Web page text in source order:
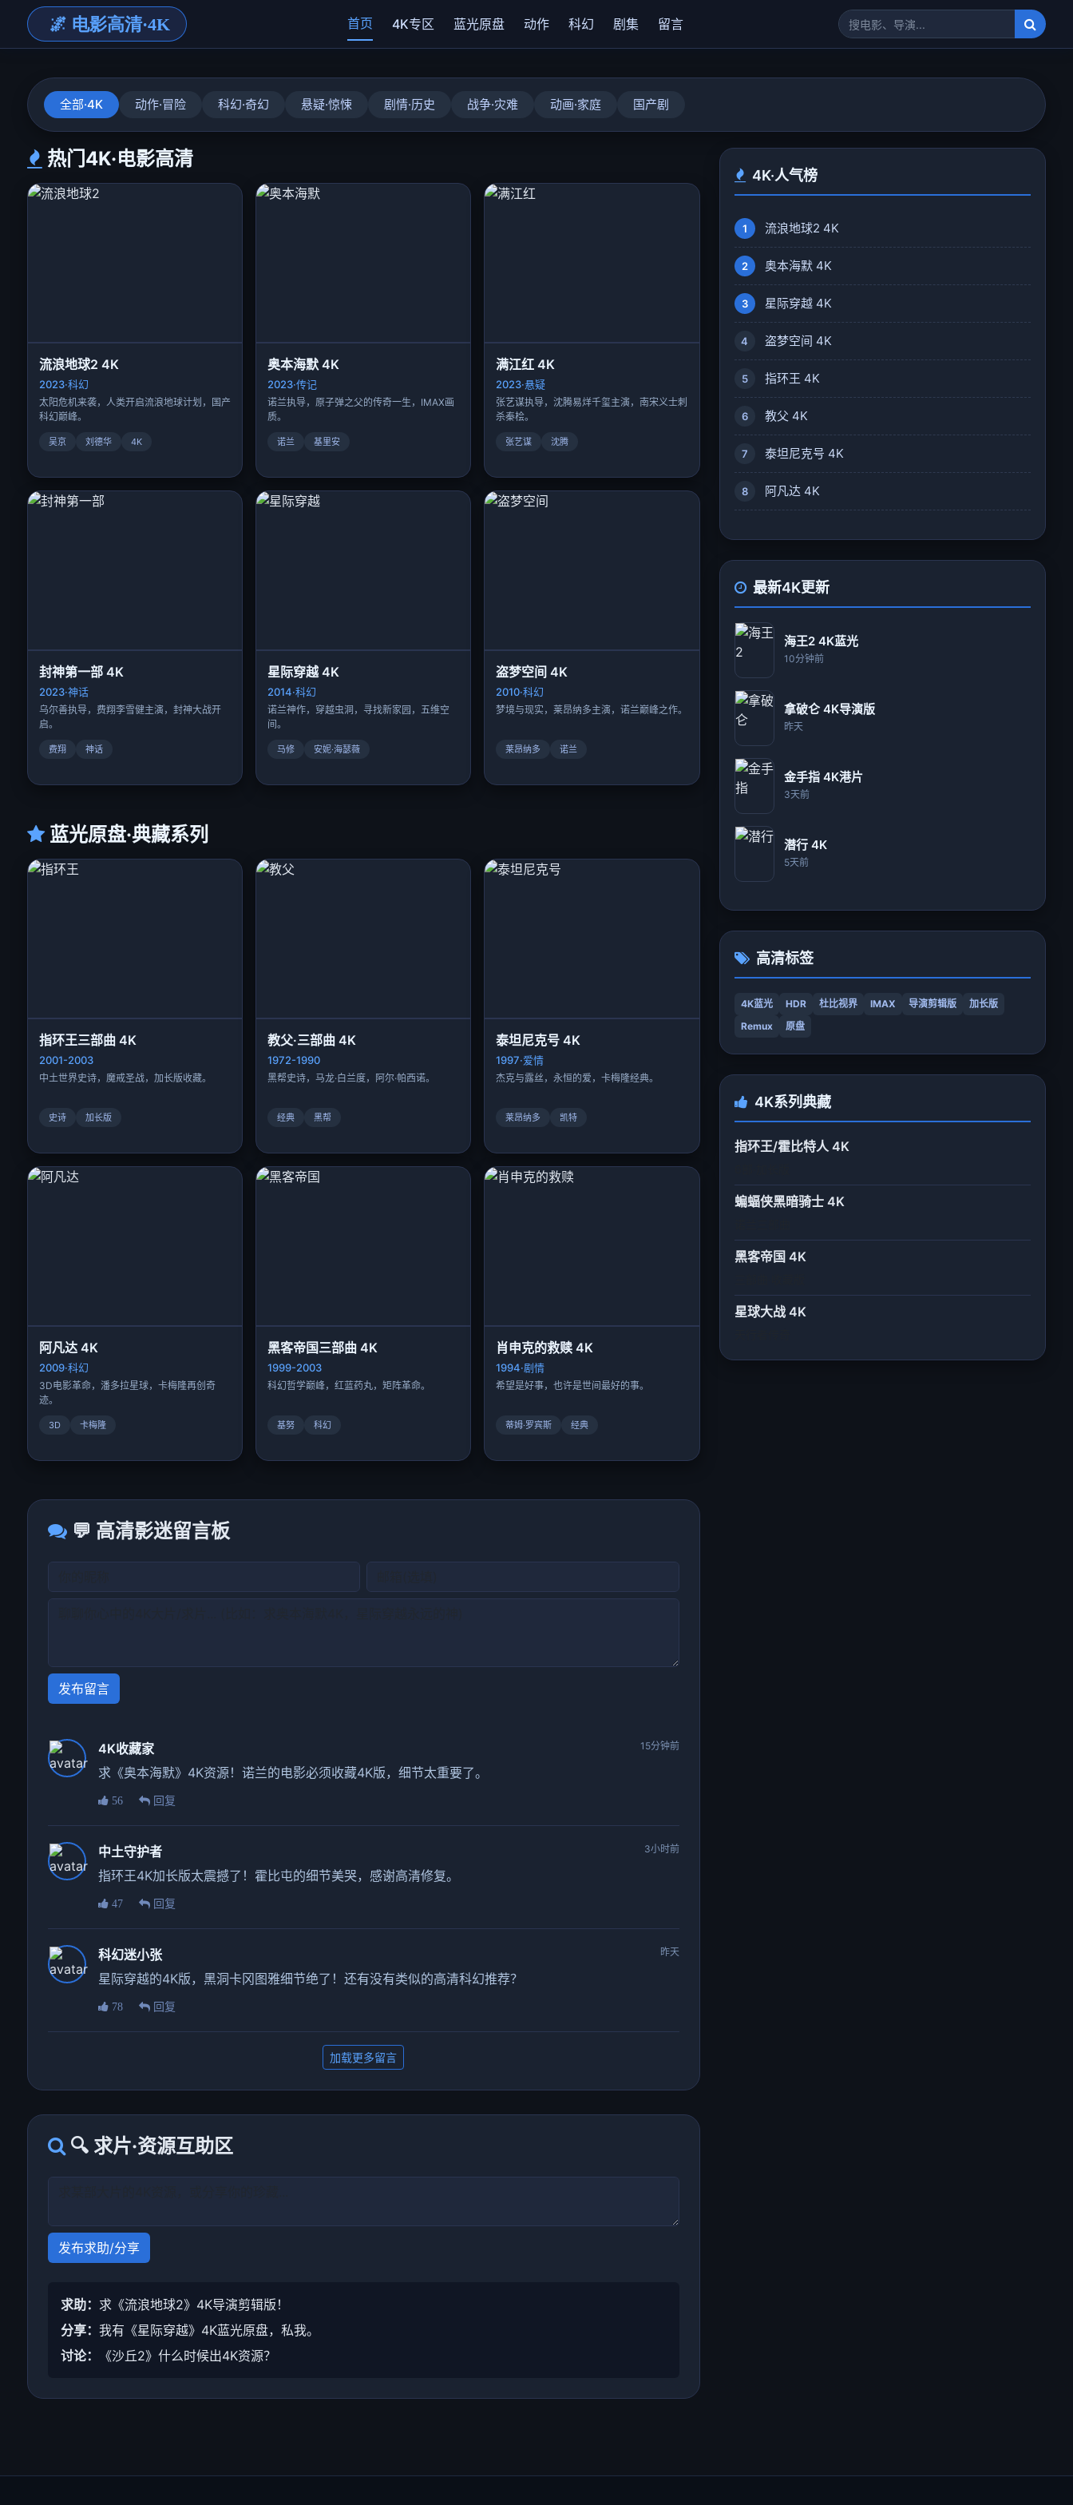
首页 4K专区 蓝光原盘 动作 科幻 剧集 留言
全部·4K 动作·冒险 科幻·奇幻 悬疑·惊悚 剧情·历史 战争·灾难 动画·家庭 国产剧
热门4K·电影高清
流浪地球2 4K
2023·科幻
太阳危机来袭，人类开启流浪地球计划，国产
科幻巅峰。
吴京 刘德华 4K
奥本海默 4K
2023·传记
诺兰执导，原子弹之父的传奇一生，IMAX画
质。
诺兰 基里安
满江红 4K
2023·悬疑
张艺谋执导，沈腾易烊千玺主演，南宋义士刺
杀秦桧。
张艺谋 沈腾
封神第一部 4K
2023·神话
乌尔善执导，费翔李雪健主演，封神大战开
启。
费翔 神话
星际穿越 4K
2014·科幻
诺兰神作，穿越虫洞，寻找新家园，五维空
间。
马修 安妮·海瑟薇
盗梦空间 4K
2010·科幻
梦境与现实，莱昂纳多主演，诺兰巅峰之作。
莱昂纳多 诺兰
蓝光原盘·典藏系列
指环王三部曲 4K
2001-2003
中土世界史诗，魔戒圣战，加长版收藏。
史诗 加长版
教父·三部曲 4K
1972-1990
黑帮史诗，马龙·白兰度，阿尔·帕西诺。
经典 黑帮
泰坦尼克号 4K
1997·爱情
杰克与露丝，永恒的爱，卡梅隆经典。
莱昂纳多 凯特
阿凡达 4K
2009·科幻
3D电影革命，潘多拉星球，卡梅隆再创奇
迹。
3D 卡梅隆
黑客帝国三部曲 4K
1999-2003
科幻哲学巅峰，红蓝药丸，矩阵革命。
基努 科幻
肖申克的救赎 4K
1994·剧情
希望是好事，也许是世间最好的事。
蒂姆·罗宾斯 经典
💬 高清影迷留言板
发布留言
4K收藏家 15分钟前
求《奥本海默》4K资源！诺兰的电影必须收藏4K版，细节太重要了。
56 回复
中土守护者 3小时前
指环王4K加长版太震撼了！霍比屯的细节美哭，感谢高清修复。
47 回复
科幻迷小张 昨天
星际穿越的4K版，黑洞卡冈图雅细节绝了！还有没有类似的高清科幻推荐？
78 回复
加载更多留言
🔍 求片·资源互助区
发布求助/分享
求助： 求《流浪地球2》4K导演剪辑版！
分享： 我有《星际穿越》4K蓝光原盘，私我。
讨论：
《沙丘2》什么时候出4K资源？
4K·人气榜
1 流浪地球2 4K
2 奥本海默 4K
3 星际穿越 4K
4 盗梦空间 4K
5 指环王 4K
6 教父 4K
7 泰坦尼克号 4K
8 阿凡达 4K
最新4K更新
海王2 4K蓝光
10分钟前
拿破仑 4K导演版
昨天
金手指 4K港片
3天前
潜行 4K
5天前
高清标签
4K蓝光 HDR 杜比视界 IMAX 导演剪辑版
加长版
Remux
原盘
4K系列典藏
指环王/霍比特人 4K
蝙蝠侠黑暗骑士 4K
黑客帝国 4K
星球大战 4K